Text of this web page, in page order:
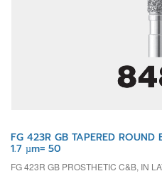
FG 423R GB TAPERED
1.7 µm= 50
FG 423R GB PROSTHETIC C&B, IN